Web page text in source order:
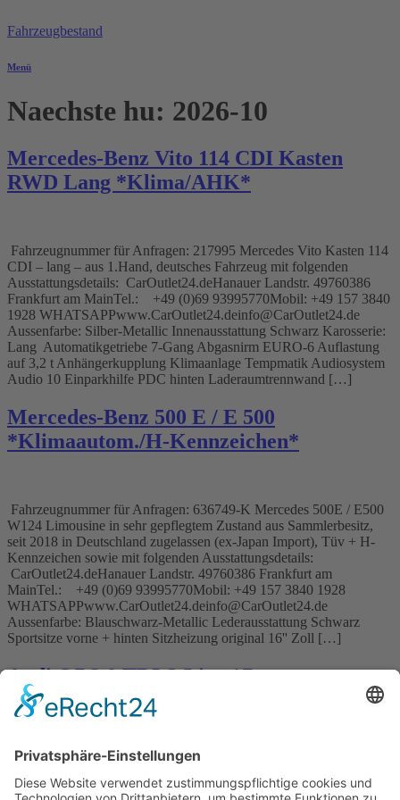
Inhalt
Fahrzeugbestand
Menü
Naechste hu: 2026-10
Mercedes-Benz Vito 114 CDI Kasten
RWD Lang *Klima/AHK*
Fahrzeugnummer für Anfragen: 217995 Mercedes Vito Kasten 114
CDI – lang – aus 1.Hand, deutsches Fahrzeug mit folgenden
Ausstattungsdetails: CarOutlet24.deHanauer Landstr. 49760386
Frankfurt am MainTel.: +49 (0)69 93995770Mobil: +49 157 3840
1928 WHATSAPPwww.CarOutlet24.deinfo@CarOutlet24.de
Aussenfarbe: Silber-Metallic Innenausstattung Schwarz Karosserie:
Lang Automatikgetriebe 7-Gang Abgasnirm EURO-6 Auflastung
auf 3,2 t Anhängerkupplung Klimaanlage Tempmatik Audiosystem
Audio 10 Einparkhilfe PDC hinten Laderaumtrennwand […]
Mercedes-Benz 500 E / E 500
*Klimaautom./H-Kennzeichen*
Fahrzeugnummer für Anfragen: 636749-K Mercedes 500E / E500
W124 Limousine in sehr gepflegtem Zustand aus Sammlerbesitz,
seit 2018 in Deutschland zugelassen (ex-Japan Import), Tüv + H-
Kennzeichen sowie mit folgenden Ausstattungsdetails:
CarOutlet24.deHanauer Landstr. 49760386 Frankfurt am
MainTel.: +49 (0)69 93995770Mobil: +49 157 3840 1928
WHATSAPPwww.CarOutlet24.deinfo@CarOutlet24.de
Aussenfarbe: Blauschwarz-Metallic Lederausstattung Schwarz
Sportsitze vorne + hinten Sitzheizung original 16'' Zoll […]
Audi Q7 3,0 TDI S-Line *7-
Sitze/Leder/Scheckheft/2.HD
Fahrzeugnummer für Anfragen: 035294 Audi Q7 3,0 TDI S-Line
aus 2.Hand als 7-Sitzer / 3.Sitzreihe, lückenloses Audi-Serviceheft